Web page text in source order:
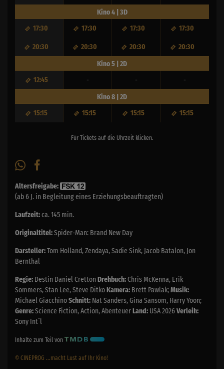
17:30 17:30 17:30 17:30
20:30 20:30 20:30 20:30
12:45 - - -
15:15 15:15 15:15 15:15
Kino 4 | 3D
Kino 5 | 2D
Kino 8 | 2D
Für Tickets auf die Uhrzeit klicken.
Altersfreigabe:
(ab 6 J. in Begleitung eines Erziehungsbeauftragten)
Laufzeit:ca. 145 min.
Originaltitel:Spider-Man: Brand New Day
Darsteller:Tom Holland, Zendaya, Sadie Sink, Jacob Batalon, Jon
Bernthal
Regie: Destin Daniel Cretton Drehbuch:Chris McKenna, Erik
Sommers, Stan Lee, Steve DitkoKamera: Brett Pawlak;Musik:
Michael GiacchinoSchnitt: Nat Sanders, Gina Sansom, Harry Yoon;
Genre:Science Fiction, Action, AbenteuerLand: USA 2026Verleih:
Sony Int´l
Inhalte zum Teil von
© CINEPROG ...macht Lust auf Ihr Kino!